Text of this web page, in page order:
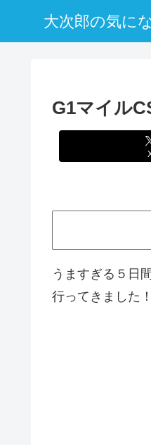
大次郎の気に
G1マイル
うますぎる５日
行ってきました！